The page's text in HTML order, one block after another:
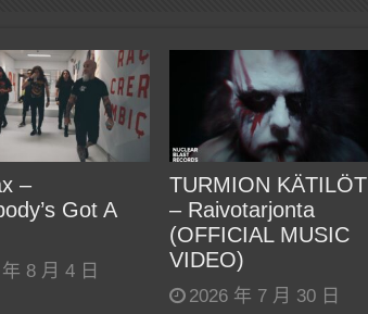
–
Got A
8 月 4 日
TURMION KÄTILÖT
– Raivotarjonta
(OFFICIAL MUSIC
VIDEO)
2026 年 7 月 30 日